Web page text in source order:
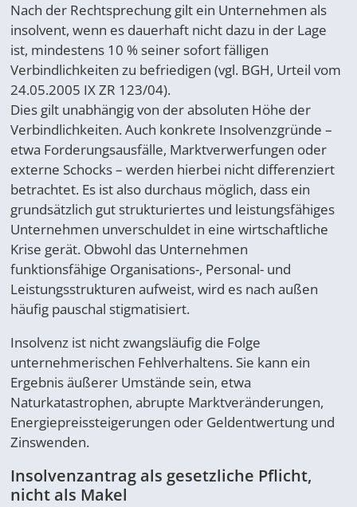
Nach der Rechtsprechung gilt ein Unternehmen als
insolvent, wenn es dauerhaft nicht dazu in der Lage
ist, mindestens 10 % seiner sofort fälligen
Verbindlichkeiten zu befriedigen (vgl. BGH, Urteil vom
24.05.2005 IX ZR 123/04).
Dies gilt unabhängig von der absoluten Höhe der
Verbindlichkeiten. Auch konkrete Insolvenzgründe –
etwa Forderungsausfälle, Marktverwerfungen oder
externe Schocks – werden hierbei nicht differenziert
betrachtet. Es ist also durchaus möglich, dass ein
grundsätzlich gut strukturiertes und leistungsfähiges
Unternehmen unverschuldet in eine wirtschaftliche
Krise gerät. Obwohl das Unternehmen
funktionsfähige Organisations-, Personal- und
Leistungsstrukturen aufweist, wird es nach außen
häufig pauschal stigmatisiert.
Insolvenz ist nicht zwangsläufig die Folge
unternehmerischen Fehlverhaltens. Sie kann ein
Ergebnis äußerer Umstände sein, etwa
Naturkatastrophen, abrupte Marktveränderungen,
Energiepreissteigerungen oder Geldentwertung und
Zinswenden.
Insolvenzantrag als gesetzliche Pflicht,
nicht als Makel